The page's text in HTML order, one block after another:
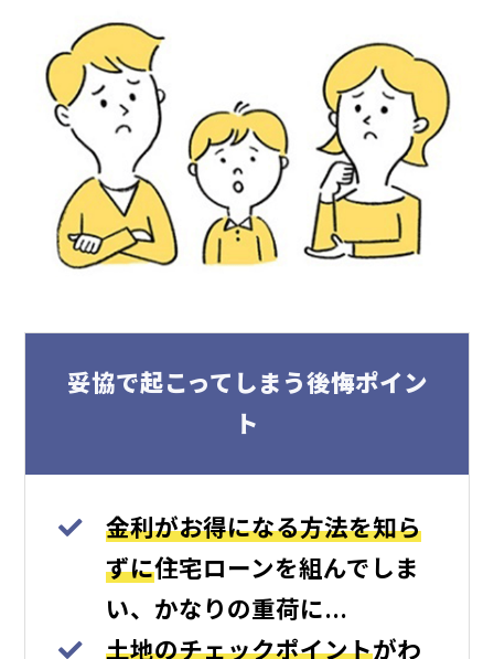
妥協で起こってしまう後悔ポイン
ト
金利がお得になる方法を知ら
ずに住宅ローンを組んでしま
い、かなりの重荷に…
土地のチェックポイントがわ